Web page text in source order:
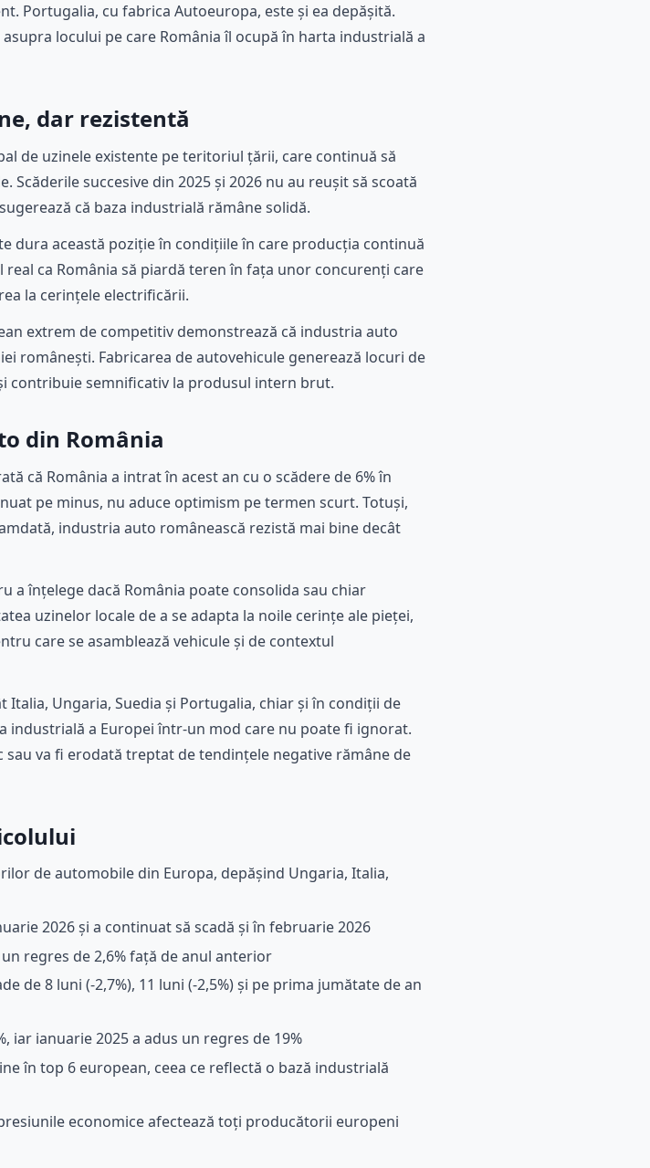
Portugalia, cu fabrica Autoeuropa, este și ea depășită.
locului pe care România îl ocupă în harta industrială a
dar rezistentă
de uzinele existente pe teritoriul țării, care continuă să
succesive din 2025 și 2026 nu au reușit să scoată
că baza industrială rămâne solidă.
dura această poziție în condițiile în care producția continuă
ca România să piardă teren în fața unor concurenți care
la cerințele electrificării.
extrem de competitiv demonstrează că industria auto
românești. Fabricarea de autovehicule generează locuri de
contribuie semnificativ la produsul intern brut.
din România
că România a intrat în acest an cu o scădere de 6% în
pe minus, nu aduce optimism pe termen scurt. Totuși,
industria auto românească rezistă mai bine decât
a înțelege dacă România poate consolida sau chiar
uzinelor locale de a se adapta la noile cerințe ale pieței,
care se asamblează vehicule și de contextul
Ungaria, Suedia și Portugalia, chiar și în condiții de
industrială a Europei într-un mod care nu poate fi ignorat.
va fi erodată treptat de tendințele negative rămâne de
de automobile din Europa, depășind Ungaria, Italia,
2026 și a continuat să scadă și în februarie 2026
regres de 2,6% față de anul anterior
de 8 luni (-2,7%), 11 luni (-2,5%) și pe prima jumătate de an
iar ianuarie 2025 a adus un regres de 19%
în top 6 european, ceea ce reflectă o bază industrială
economice afectează toți producătorii europeni